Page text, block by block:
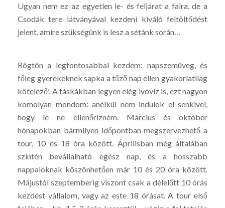
Ugyan nem ez az egyetlen le- és feljárat a falra, de a
Csodák tere látványával kezdeni kiváló feltöltődést
jelent, amire szükségünk is lesz a sétánk során…
Rögtön a legfontosabbal kezdem: napszemüveg, és
főleg gyerekeknek sapka a tűző nap ellen gyakorlatilag
kötelező! A táskákban legyen elég ivóvíz is, ezt nagyon
komolyan mondom: anélkül nem indulok el senkivel,
hogy le ne ellenőrizném. Március és október
hónapokban bármilyen időpontban megszervezhető a
tour, 10 és 18 óra között. Áprilisban még általában
szintén bevállalható egész nap, és a hosszabb
nappaloknak köszönhetően már 10 és 20 óra között.
Májustól szeptemberig viszont csak a délelőtt 10 órás
kezdést vállalom, vagy az este 18 órásat. A tour első